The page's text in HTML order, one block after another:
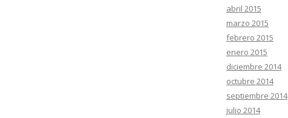
abril 2015
marzo 2015
febrero 2015
enero 2015
diciembre 2014
octubre 2014
septiembre 2014
julio 2014